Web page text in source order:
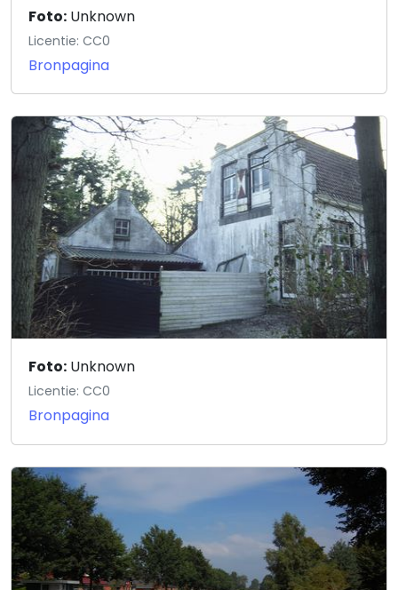
Foto: Unknown
Licentie: CC0
Bronpagina
Foto: Unknown
Licentie: CC0
Bronpagina